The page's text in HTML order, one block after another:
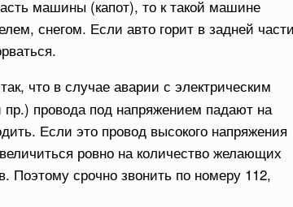
машины (капот), то к такой машине
снегом. Если авто горит в задней
что в случае аварии с электрическим
провода под напряжением падают на
Если это провод высокого напряжения
ровно на количество желающих
Поэтому срочно звонить по номеру 112,